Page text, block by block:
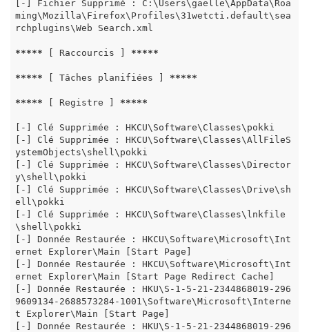
[-] Fichier Supprimé : C:\Users\gaelle\AppData\Roa
ming\Mozilla\Firefox\Profiles\31wetcti.default\sea
rchplugins\Web Search.xml
***** [ Raccourcis ] *****
***** [ Tâches planifiées ] *****
***** [ Registre ] *****
[-] Clé Supprimée : HKCU\Software\Classes\pokki
[-] Clé Supprimée : HKCU\Software\Classes\AllFileS
ystemObjects\shell\pokki
[-] Clé Supprimée : HKCU\Software\Classes\Director
y\shell\pokki
[-] Clé Supprimée : HKCU\Software\Classes\Drive\sh
ell\pokki
[-] Clé Supprimée : HKCU\Software\Classes\lnkfile
\shell\pokki
[-] Donnée Restaurée : HKCU\Software\Microsoft\Int
ernet Explorer\Main [Start Page]
[-] Donnée Restaurée : HKCU\Software\Microsoft\Int
ernet Explorer\Main [Start Page Redirect Cache]
[-] Donnée Restaurée : HKU\S-1-5-21-2344868019-296
9609134-2688573284-1001\Software\Microsoft\Interne
t Explorer\Main [Start Page]
[-] Donnée Restaurée : HKU\S-1-5-21-2344868019-296